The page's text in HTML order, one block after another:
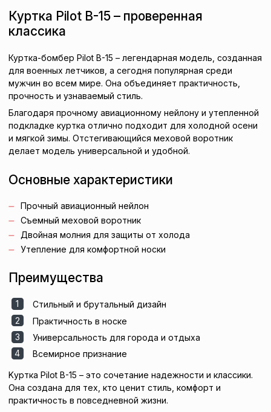
Куртка Pilot B-15 – проверенная
классика
Куртка-бомбер Pilot B-15 – легендарная модель, созданная
для военных летчиков, а сегодня популярная среди
мужчин во всем мире. Она объединяет практичность,
прочность и узнаваемый стиль.
Благодаря прочному авиационному нейлону и утепленной
подкладке куртка отлично подходит для холодной осени
и мягкой зимы. Отстегивающийся меховой воротник
делает модель универсальной и удобной.
Основные характеристики
Прочный авиационный нейлон
Съемный меховой воротник
Двойная молния для защиты от холода
Утепление для комфортной носки
Преимущества
Стильный и брутальный дизайн
Практичность в носке
Универсальность для города и отдыха
Всемирное признание
Kуртка Pilot B-15 – это сочетание надежности и классики.
Она создана для тех, кто ценит стиль, комфорт и
практичность в повседневной жизни.